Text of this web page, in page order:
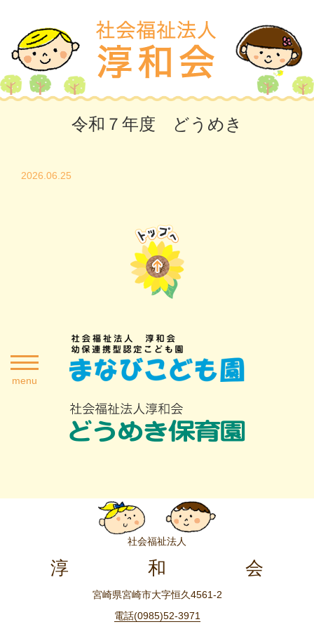
menu
令和７年度 どうめき
2026.06.25
社会福祉法人
淳 和 会
宮崎県宮崎市大字恒久4561-2
電話(0985)52-3971